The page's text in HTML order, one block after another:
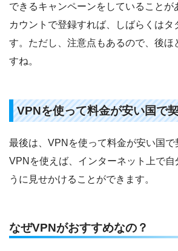
できるキャンペーンをしていることが
カウントで登録すれば、しばらくはタ
す。ただし、注意点もあるので、後ほ
すね。
VPNを使って料金が安い国で
最後は、VPNを使って料金が安い国で
VPNを使えば、インターネット上で自
うに見せかけることができます。
なぜVPNがおすすめなの？